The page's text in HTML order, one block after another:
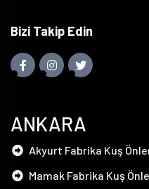
Bizi Takip Edin
ANKARA
Akyurt Fabrika Kuş
Mamak Fabrika Kuş